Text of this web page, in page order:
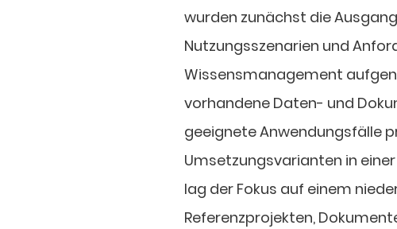
wurden zunächst die
Nutzungsszenarien und
Wissensmanagement
vorhandene Daten- und
geeignete Anwendungsfälle
Umsetzungsvarianten in
lag der Fokus auf einem
Referenzprojekten,